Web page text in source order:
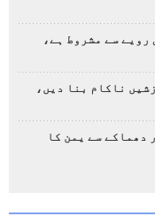
رویے سے مشروط ہے،
ناکام بنا دیں،
دھماکے سے یمن کا